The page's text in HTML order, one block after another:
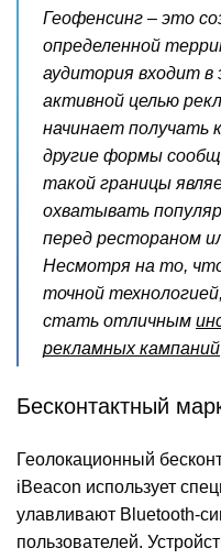
Геофенсинг – это
определенной
аудитория входит в
активной целью
начинает получать
другие формы
такой границы
охватывать
перед рестораном
Несмотря на то,
точной
стать отличным
рекламных кампаний
Бесконтактный
Геолокационный
iBeacon использует
улавливают Bluetooth-
пользователей.